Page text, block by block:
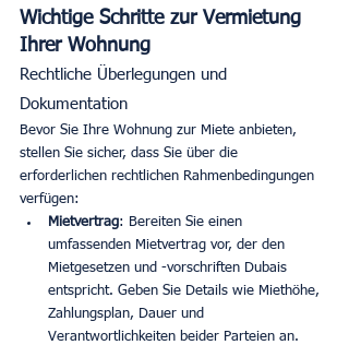
Wichtige Schritte zur Vermietung
Ihrer Wohnung
Rechtliche Überlegungen und
Dokumentation
Bevor Sie Ihre Wohnung zur Miete anbieten,
stellen Sie sicher, dass Sie über die
erforderlichen rechtlichen Rahmenbedingungen
verfügen:
Mietvertrag: Bereiten Sie einen
umfassenden Mietvertrag vor, der den
Mietgesetzen und -vorschriften Dubais
entspricht. Geben Sie Details wie Miethöhe,
Zahlungsplan, Dauer und
Verantwortlichkeiten beider Parteien an.